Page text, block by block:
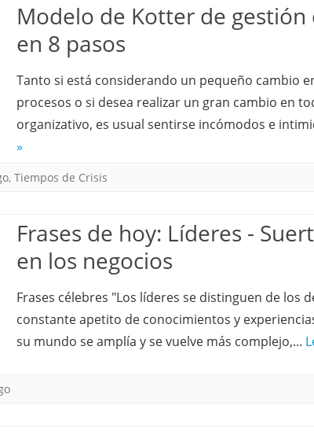
Modelo de Kotter de gestión
en 8 pasos
Tanto si está considerando un pequeño cambio
procesos o si desea realizar un gran cambio en
organizativo, es usual sentirse incómodos e
»
, Tiempos de Crisis
Frases de hoy: Líderes -
en los negocios
Frases célebres "Los líderes se distinguen de los
constante apetito de conocimientos y
su mundo se amplía y se vuelve más complejo,...